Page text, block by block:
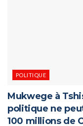
POLITIQUE
Mukwege à
politique ne
100 millions de